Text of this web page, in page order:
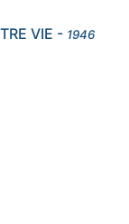
VIE - 1946